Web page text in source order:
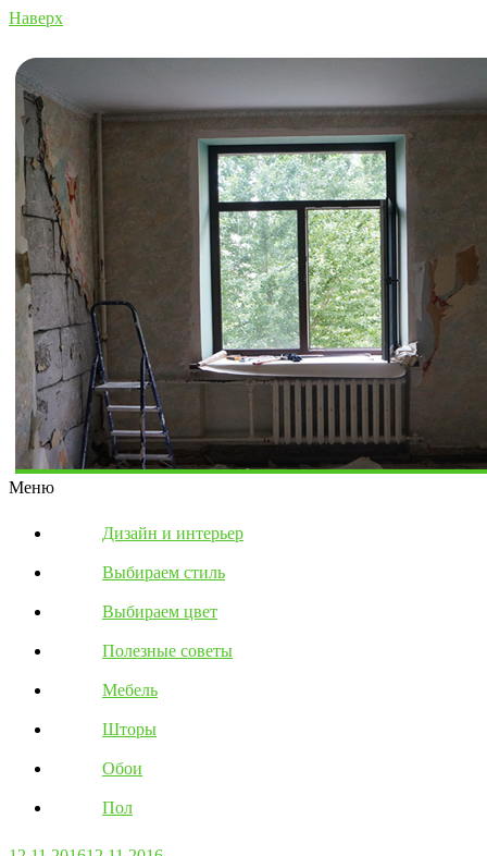
Наверх
Меню
Дизайн и интерьер
Выбираем стиль
Выбираем цвет
Полезные советы
Мебель
Шторы
Обои
Пол